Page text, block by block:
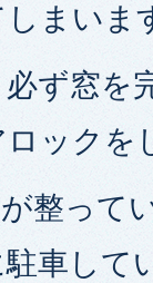
まいま
必ず窓を
ックを
整って
車して